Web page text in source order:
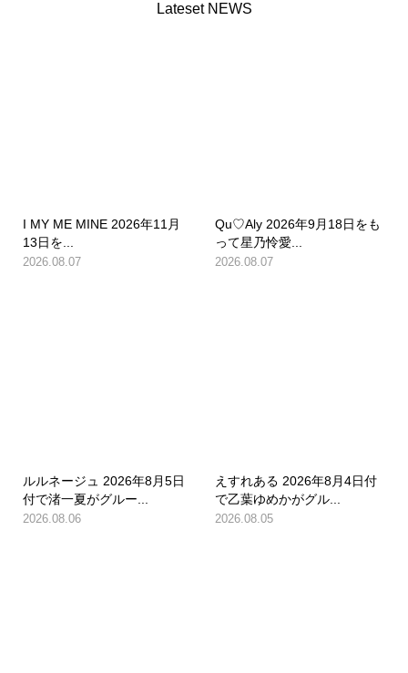
Lateset NEWS
I MY ME MINE 2026年11月
13日を...
2026.08.07
Qu♡Aly 2026年9月18日をも
って星乃怜愛...
2026.08.07
ルルネージュ 2026年8月5日
付で渚一夏がグルー...
2026.08.06
えすれある 2026年8月4日付
で乙葉ゆめかがグル...
2026.08.05